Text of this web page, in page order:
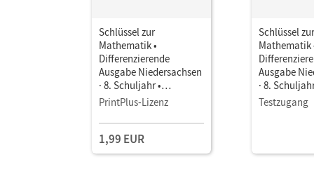
Schlüssel zur
Mathematik •
Differenzierende
Ausgabe Niedersachsen
· 8. Schuljahr •
Schulbuch als E-Book
PrintPlus-Lizenz
1,99 EUR
Schlüssel zur
Mathematik
Ausgabe
· 8.
Schulbuch
Testzugang